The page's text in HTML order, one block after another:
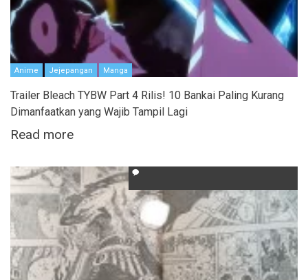
Anime Jejepangan Manga
Trailer Bleach TYBW Part 4 Rilis! 10 Bankai Paling Kurang
Dimanfaatkan yang Wajib Tampil Lagi
Read more